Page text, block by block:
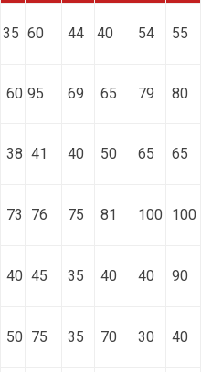
35 60 44 40 54 55
60 95 69 65 79 80
38 41 40 50 65 65
73 76 75 81 100 100
40 45 35 40 40 90
50 75 35 70 30 40